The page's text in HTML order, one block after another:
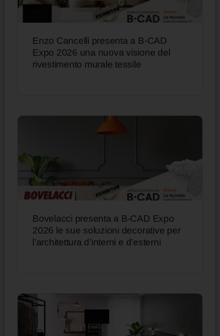
Enzo Cancelli presenta a B-CAD
Expo 2026 una nuova visione del
rivestimento murale tessile
Bovelacci presenta a B-CAD Expo
2026 le sue soluzioni decorative per
l’architettura d’interni e d’esterni